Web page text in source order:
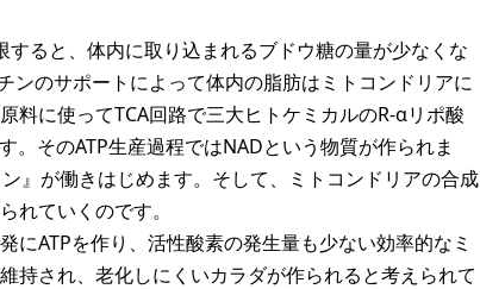
ると、体内に取り込まれるブドウ糖の量が少なくな
ンのサポートによって体内の脂肪はミトコンドリアに
料に使ってTCA回路で三大ヒトケミカルのR-αリポ酸
。そのATP生産過程ではNADという物質が作られま
』が働きはじめます。そして、ミトコンドリアの合成
れていくのです。
ATPを作り、活性酸素の発生量も少ない効率的なミ
持され、老化しにくいカラダが作られると考えられて